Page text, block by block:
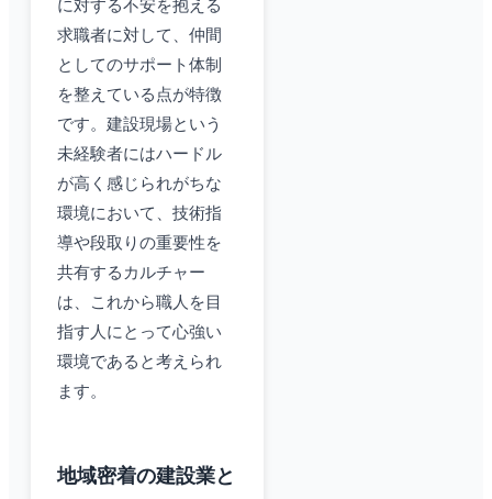
に対する不安を抱える
求職者に対して、仲間
としてのサポート体制
を整えている点が特徴
です。建設現場という
未経験者にはハードル
が高く感じられがちな
環境において、技術指
導や段取りの重要性を
共有するカルチャー
は、これから職人を目
指す人にとって心強い
環境であると考えられ
ます。
地域密着の建設業と